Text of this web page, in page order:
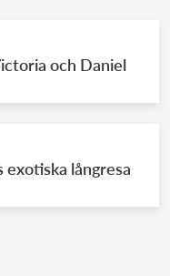
och Daniel
långresa